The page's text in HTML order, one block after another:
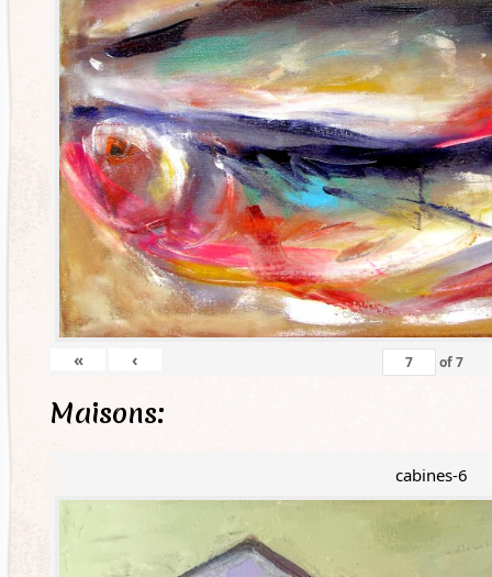
« ‹ of7
Maisons:
cabines-6